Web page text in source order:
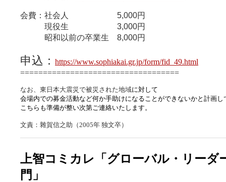
会費：社会人 5,000円
現役生 3,000円
昭和以前の卒業生 8,000円
申込： https://www.sophiakai.gr.jp/form/fid_49.html
===================================
なお、東日本大震災で被災された地域に対して
会場内での募金活動など何か手助けになることができないかと計画し
こちらも準備が整い次第ご連絡いたします。
文責：雜賀信之助（2005年 独文卒）
上智コミカレ「グローバル・リーダ
門」